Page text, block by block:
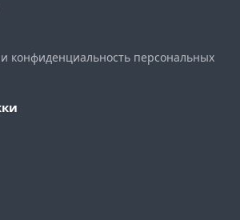
конфиденциальность персональных